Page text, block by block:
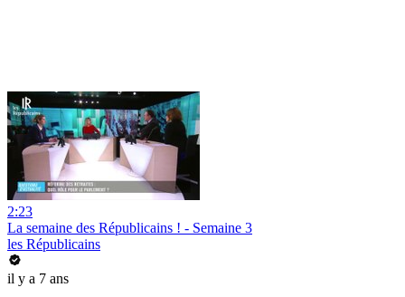
2:23
La semaine des Républicains ! - Semaine 3
les Républicains
il y a 7 ans